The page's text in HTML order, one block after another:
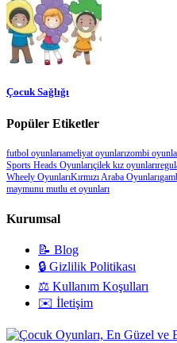
Çocuk Sağlığı
Popüler Etiketler
futbol oyunlarıameliyat oyunlarızombi
Sports Heads Oyunlarıçilek kız oyunları
Wheely OyunlarıKırmızı Araba Oyunları
maymunu mutlu et oyunları
Kurumsal
📝 Blog
🔒 Gizlilik Politikası
⚖️ Kullanım Koşulları
✉️ İletişim